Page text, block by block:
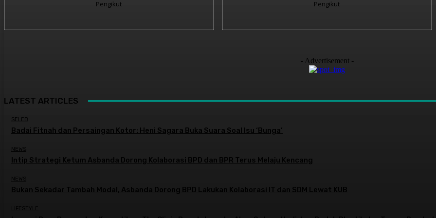
Pengikut Pengikut
- Advertisement -
LATEST ARTICLES
SELEB
Badai Fitnah dan Persaingan Kotor: Heni Sagara Buka Suara Soal Isu ‘Bunga’
NEWS
Intip Strategi Ketum Asbanda Dorong Kolaborasi BPD dan BPR Terus Melaju Kencang
NEWS
Bukan Sekadar Tambah Modal, Asbanda Dorong BPD Lakukan Kolaborasi IT dan SDM Lewat KUB